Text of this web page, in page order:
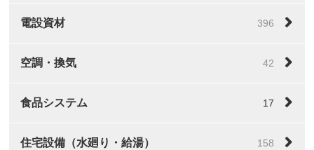
電設資材 396
空調・換気 42
食品システム 17
住宅設備（水廻り・給湯） 158